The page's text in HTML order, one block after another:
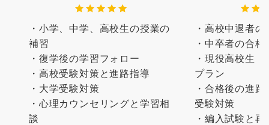
・小学、中学、高校生の授業の
補習
・復学後の学習フォロー
・高校受験対策と進路指導
・大学受験対策
・心理カウンセリングと学習相
談
・高校中退者
・中卒者の合格
・現役高校生
プラン
・合格後の進
受験対策
・編入試験と